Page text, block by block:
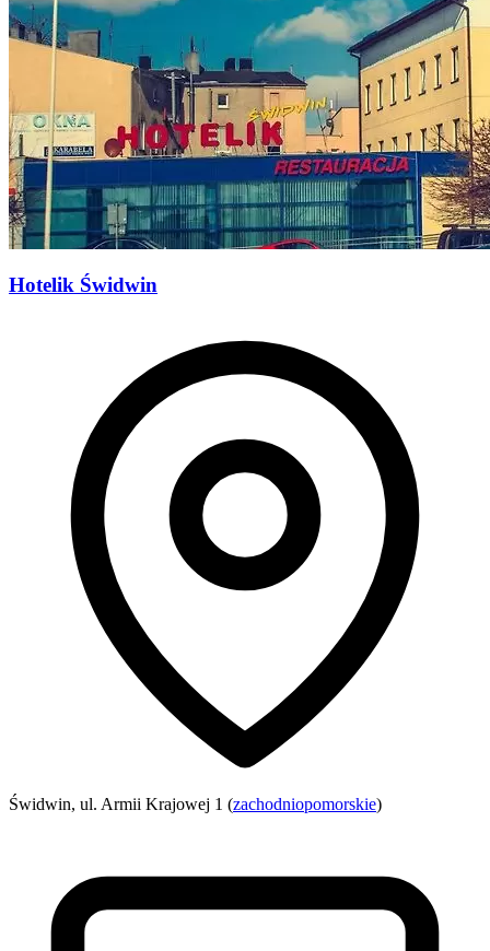
Hotelik Świdwin
Świdwin, ul. Armii Krajowej 1 (zachodniopomorskie)